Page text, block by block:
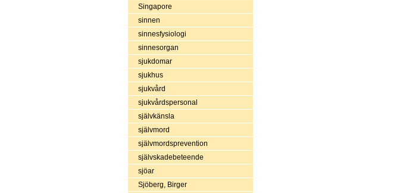
Singapore
sinnen
sinnesfysiologi
sinnesorgan
sjukdomar
sjukhus
sjukvård
sjukvårdspersonal
självkänsla
självmord
självmordsprevention
självskadebeteende
sjöar
Sjöberg, Birger